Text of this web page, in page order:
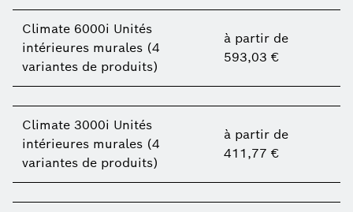
Climate 6000i Unités
intérieures murales (4
variantes de produits)
à partir de
593,03 €
Climate 3000i Unités
intérieures murales (4
variantes de produits)
à partir de
411,77 €